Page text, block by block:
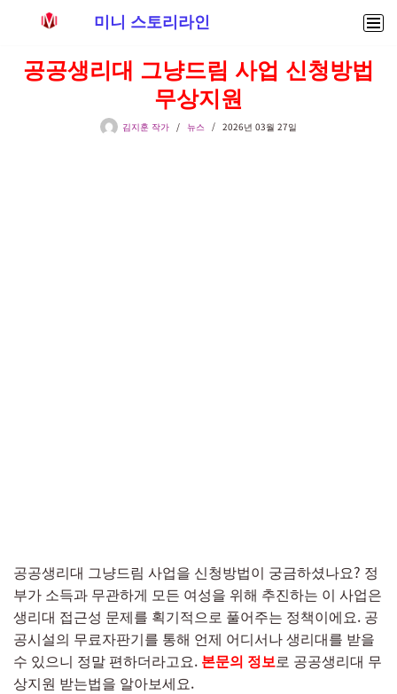
텐
미니 스토리라인
공공생리대 그냥드림 사업 신청방법
무상지원
김지훈 작가 뉴스 2026년 03월 27일
공공생리대 그냥드림 사업을 신청방법이 궁금하셨나요? 정
부가 소득과 무관하게 모든 여성을 위해 추진하는 이 사업은
생리대 접근성 문제를 획기적으로 풀어주는 정책이에요. 공
공시설의 무료자판기를 통해 언제 어디서나 생리대를 받을
수 있으니 정말 편하더라고요. 본문의 정보로 공공생리대 무
상지원 받는법을 알아보세요.